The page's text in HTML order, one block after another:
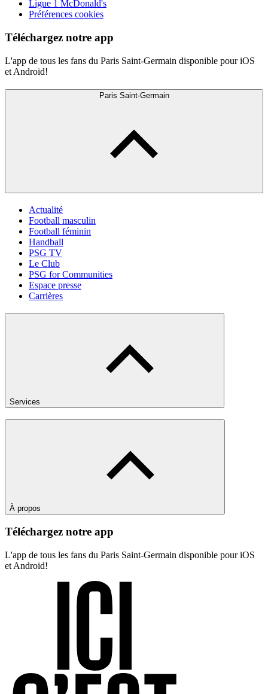
Ligue 1 McDonald's
Préférences cookies
Téléchargez notre app
L'app de tous les fans du Paris Saint-Germain disponible pour iOS
et Android!
Paris Saint-Germain
Actualité
Football masculin
Football féminin
Handball
PSG TV
Le Club
PSG for Communities
Espace presse
Carrières
Services
À propos
Téléchargez notre app
L'app de tous les fans du Paris Saint-Germain disponible pour iOS
et Android!